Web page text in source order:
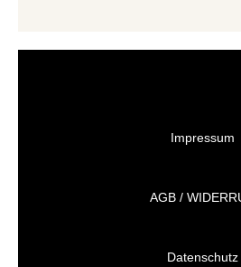
Impressum
AGB /
Datenschutz